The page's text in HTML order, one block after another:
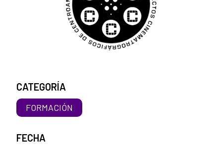
CATEGORÍA
FORMACIÓN
FECHA